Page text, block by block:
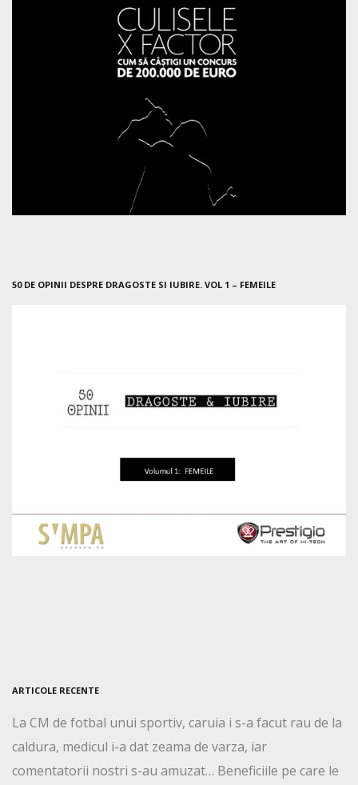
50 DE OPINII DESPRE DRAGOSTE SI IUBIRE. VOL 1 – FEMEILE
ARTICOLE RECENTE
La CM de fotbal unui sportiv, caruia i s-a facut rau de la
caldura, medicul i-a dat zeama de varza, iar
comentatorii nostri s-au amuzat… Beneficiile pe care le